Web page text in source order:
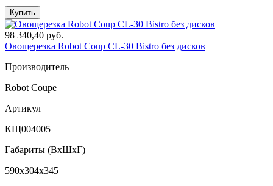
Купить
98 340,40 руб.
Овощерезка Robot Coup CL-30 Bistro без дисков
Производитель
Robot Coupe
Артикул
КЩ004005
Габариты (ВxШxГ)
590x304x345